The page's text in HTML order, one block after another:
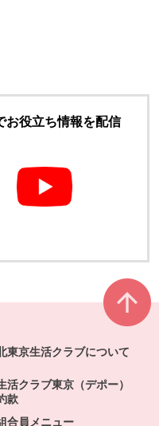
役立ち情報を配信
東京生活クラブについて
活クラブ東京（デポー）
款
合員メニュー